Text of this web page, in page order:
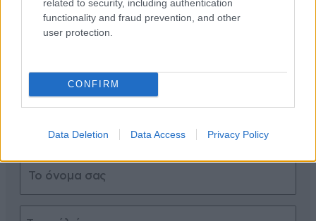
related to security, including authentication
functionality and fraud prevention, and other
user protection.
CONFIRM
Data Deletion Data Access Privacy Policy
ΠΡΟΣΘΕΣΤΕ ΤΟ ΣΧΟΛΙΟ ΣΑΣ